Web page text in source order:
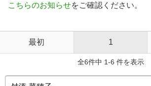
こちらのお知らせをご確認ください。
最初 1
全6件中 1-6 件を表示